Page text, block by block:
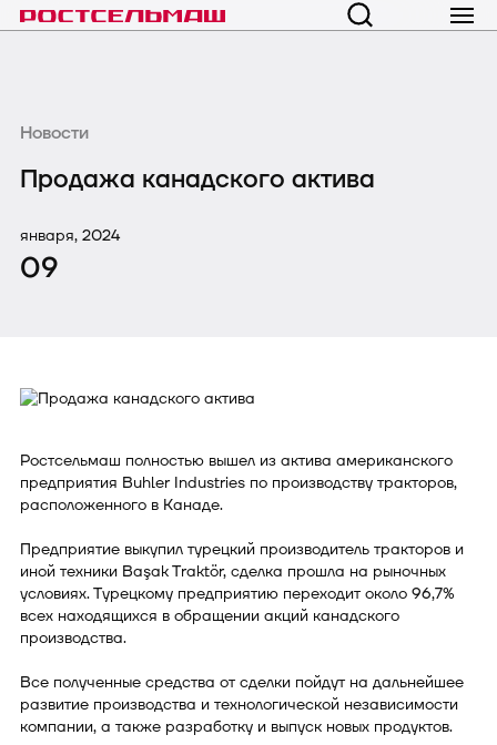
Новости
Продажа канадского актива
января, 2024
09
Ростсельмаш полностью вышел из актива американского
предприятия Buhler Industries по производству тракторов,
расположенного в Канаде.
Предприятие выкупил турецкий производитель тракторов и
иной техники Başak Traktör, сделка прошла на рыночных
условиях. Турецкому предприятию переходит около 96,7%
всех находящихся в обращении акций канадского
производства.
Все полученные средства от сделки пойдут на дальнейшее
развитие производства и технологической независимости
компании, а также разработку и выпуск новых продуктов.